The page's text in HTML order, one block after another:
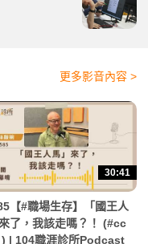
更多影音內容 >
30:41
【#職場生存】「國王人
了，我該走嗎？！ (#cc
) | 104職涯診所Podcast